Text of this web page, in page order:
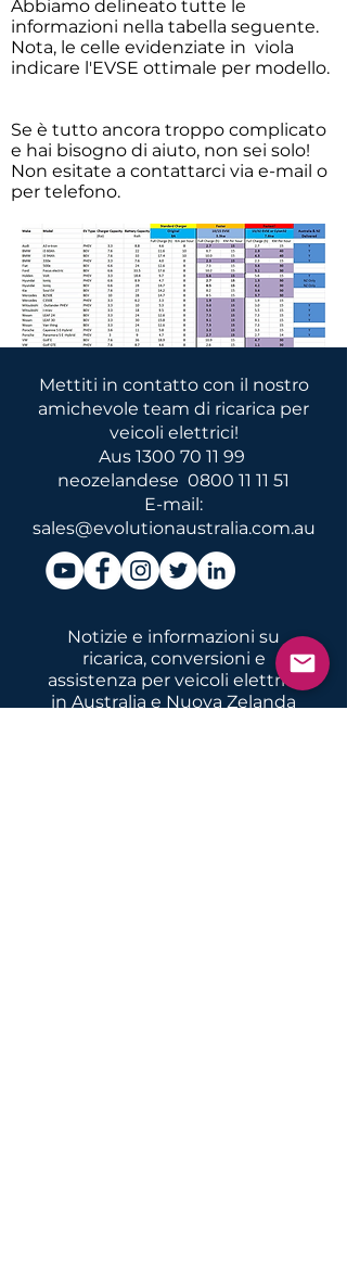
Abbiamo delineato tutte le
informazioni nella tabella seguente.
Nota, le celle evidenziate in viola
indicare l'EVSE ottimale per modello.
Se è tutto ancora troppo complicato
e hai bisogno di aiuto, non sei solo!
Non esitate a contattarci via e-mail o
per telefono.
Mettiti in contatto con il nostro
amichevole team di ricarica per
veicoli elettrici!
Aus 1300 70 11 99
neozelandese 0800 11 11 51
E-mail:
sales@evolutionaustralia.com.au
Notizie e informazioni su
ricarica, conversioni e
assistenza per veicoli elettrici
in Australia e Nuova Zelanda